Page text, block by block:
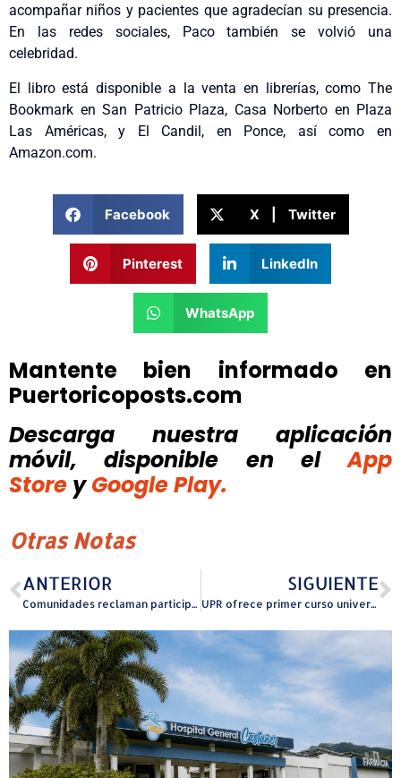
acompañar niños y pacientes que agradecían su presencia.
En las redes sociales, Paco también se volvió una
celebridad.
El libro está disponible a la venta en librerías, como The
Bookmark en San Patricio Plaza, Casa Norberto en Plaza
Las Américas, y El Candil, en Ponce, así como en
Amazon.com.
Facebook X | Twitter
Pinterest LinkedIn
WhatsApp
Mantente bien informado en
Puertoricoposts.com
Descarga nuestra aplicación
móvil, disponible
en el
App
Store y Google Play.
Otras Notas
ANTERIOR
Comunidades reclaman participación y vistas públicas de ODSEC sobre el reglamento para otorgar títulos de propiedad
SIGUIENTE
UPR ofrece primer curso universitario de bomba a personas privadas de libertad